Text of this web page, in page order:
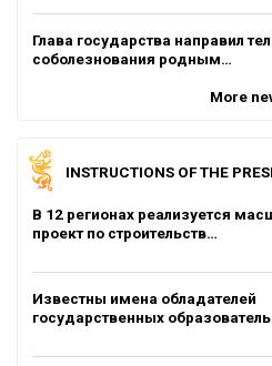
Глава государства направил
соболезнования родным…
More
INSTRUCTIONS OF THE
В 12 регионах реализуется
проект по строительств…
Известны имена обладателей
государственных